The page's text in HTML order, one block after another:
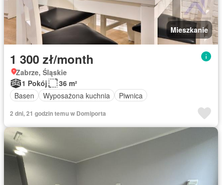
Mieszkanie
1 300 zł/month
Zabrze, Śląskie
1 Pokój
36 m²
Basen
Wyposażona kuchnia Piwnica
2 dni, 21 godzin temu w Domiporta